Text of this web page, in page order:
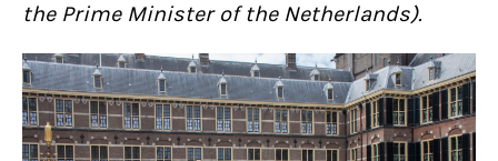
the Prime Minister of the Netherlands).